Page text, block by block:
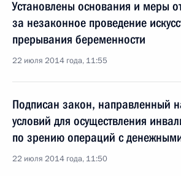
Установлены основания и меры
за незаконное проведение
прерывания беременности
22 июля 2014 года, 11:55
Подписан закон, направленный
условий для осуществления
по зрению операций с
22 июля 2014 года, 11:50